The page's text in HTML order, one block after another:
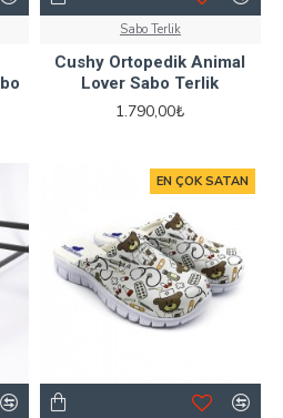
Sabo Terlik
Cushy Ortopedik Animal
Lover Sabo Terlik
1.790,00₺
EN ÇOK SATAN